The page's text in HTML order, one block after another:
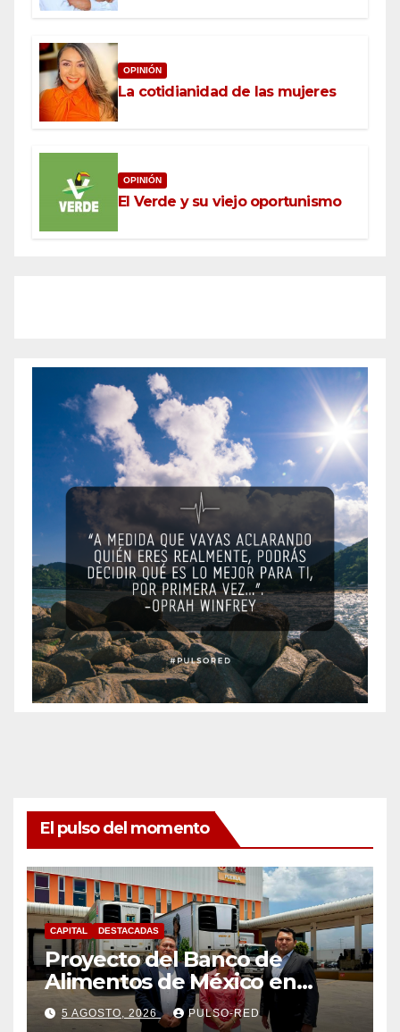
OPINIÓN
La cotidianidad de las mujeres
OPINIÓN
El Verde y su viejo oportunismo
El pulso del momento
CAPITAL DESTACADAS
Proyecto del Banco de
Alimentos de México en
Tlaxcala avanza con trabajo
coordinado
5 AGOSTO, 2026 PULSO-RED